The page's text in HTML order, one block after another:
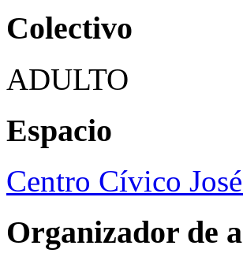
Colectivo
ADULTO
Espacio
Centro Cívico
Organizador de